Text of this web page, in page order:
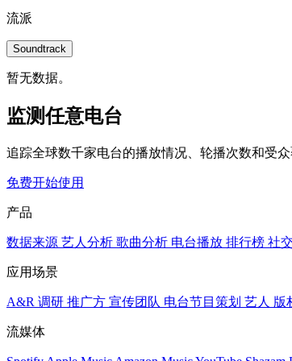
流派
Soundtrack
暂无数据。
监测任意电台
追踪全球数千家电台的播放情况、轮播次数和受众
免费开始使用
产品
数据来源 艺人分析 歌曲分析 电台播放 排行榜 社
应用场景
A&R 调研 推广方 宣传团队 电台节目策划 艺人 版
流媒体